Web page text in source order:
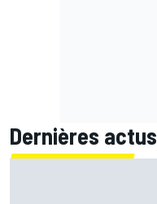
Dernières actus